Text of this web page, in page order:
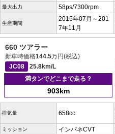
最大出力 58ps/7300rpm
生産期間
2015年07月～201
7年11月
660 ツアラー
新車時価格144.5万円(税込)
JC08
25.8km/L
満タンでどこまで走る？
903km
排気量 658cc
ミッション インパネCVT